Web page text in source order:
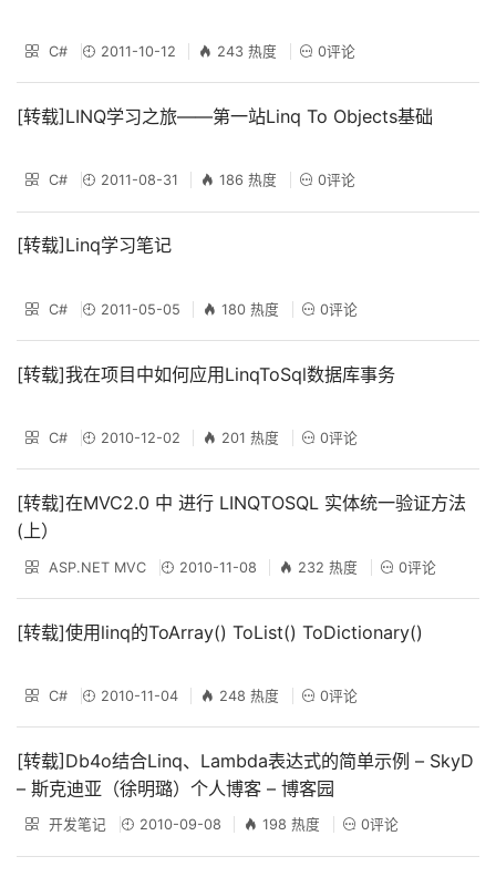
C# 2011-10-12 243 热度 0评论
[转载]LINQ学习之旅——第一站Linq To Objects基础
C# 2011-08-31 186 热度 0评论
[转载]Linq学习笔记
C# 2011-05-05 180 热度 0评论
[转载]我在项目中如何应用LinqToSql数据库事务
C# 2010-12-02 201 热度 0评论
[转载]在MVC2.0 中 进行 LINQTOSQL 实体统一验证方法
(上）
ASP.NET MVC 2010-11-08 232 热度 0评论
[转载]使用linq的ToArray() ToList() ToDictionary()
C# 2010-11-04 248 热度 0评论
[转载]Db4o结合Linq、Lambda表达式的简单示例 – SkyD
– 斯克迪亚（徐明璐）个人博客 – 博客园
开发笔记 2010-09-08 198 热度 0评论